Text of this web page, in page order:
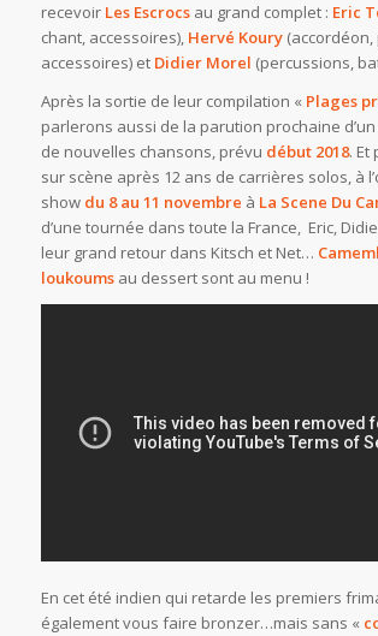
recevoir Les Escrocsau grand complet : Eric
chant, accessoires), Hervé Koury(accordéon,
accessoires) et Didier Morel (percussions,
Après la sortie de leur compilation « Plages
parlerons aussi de la parution prochaine
de nouvelles chansons, prévu début 2018. Et
sur scène après 12 ans de carrières solos, à
show du 8 au 11 novembre à La Scene Du
d’une tournée dans toute la France, Eric,
leur grand retour dans Kitsch et Net…
loukoumsau dessert sont au menu !
En cet été indien qui retarde les premiers
également vous faire bronzer…mais sans «